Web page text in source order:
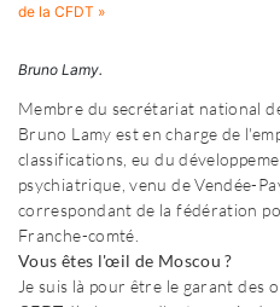
de la CFDT »
Bruno Lamy.
Membre du secrétariat national
Bruno Lamy est en charge de
classifications, eu du
psychiatrique, venu de Vendée-
correspondant de la fédération
Franche-comté.
Vous êtes l'œil de Moscou ?
Je suis là pour être le garant des